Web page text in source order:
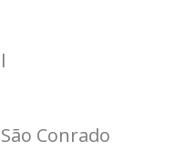
Conrado